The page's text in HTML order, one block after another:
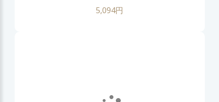
5,094円